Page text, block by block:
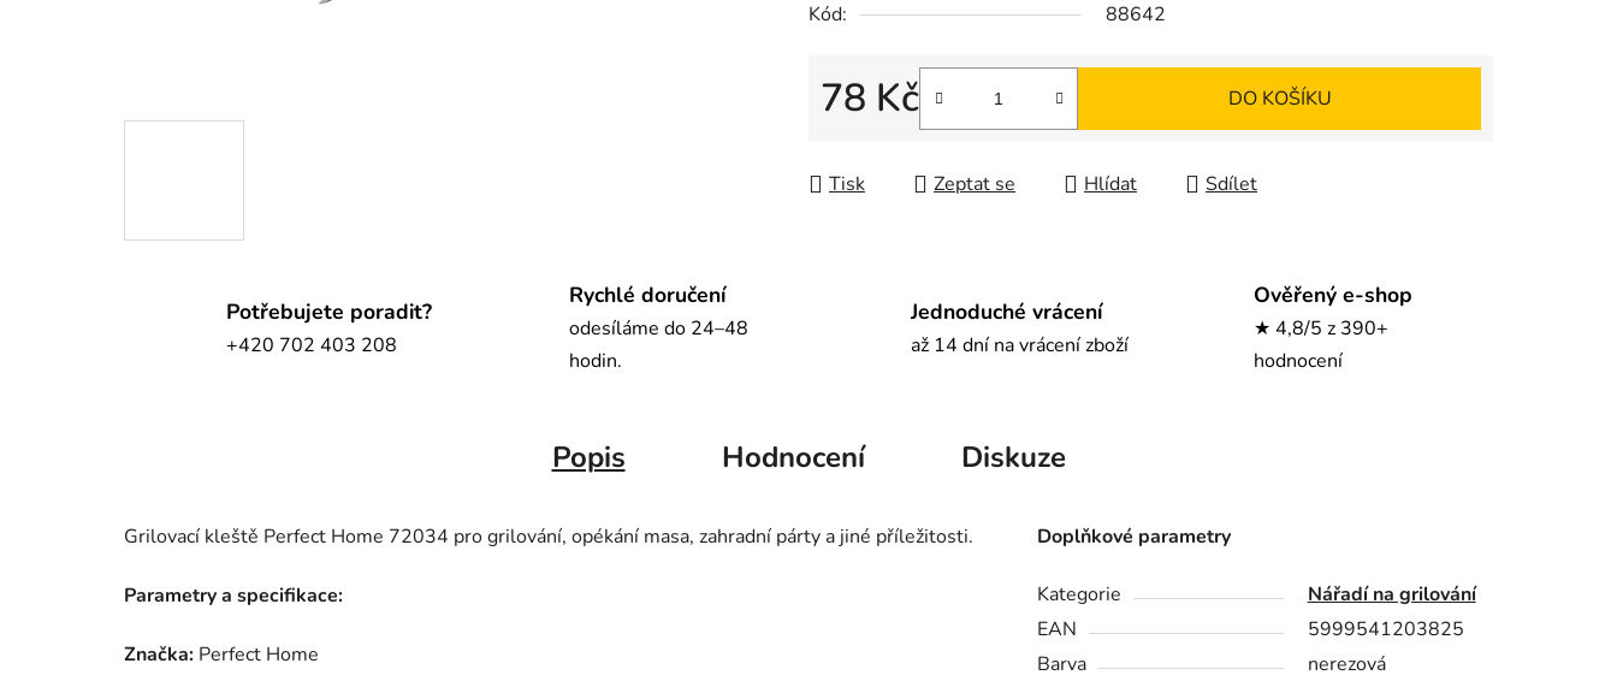
Kód:
88642
78 Kč
Měrná cena:
DO KOŠÍKU
Tisk Zeptat se Hlídat Sdílet
Potřebujete poradit?
+420 702 403 208
Rychlé doručení
odesíláme do 24–48
hodin.
Jednoduché vrácení
až 14 dní na vrácení zboží
Ověřený e-shop
★ 4,8/5 z 390+
hodnocení
Popis Hodnocení Diskuze
Grilovací kleště Perfect Home 72034 pro grilování, opékání masa, zahradní párty a jiné příležitosti.
Parametry a specifikace:
Značka: Perfect Home
Doplňkové parametry
Kategorie
Nářadí na grilování
EAN
5999541203825
Barva
nerezová